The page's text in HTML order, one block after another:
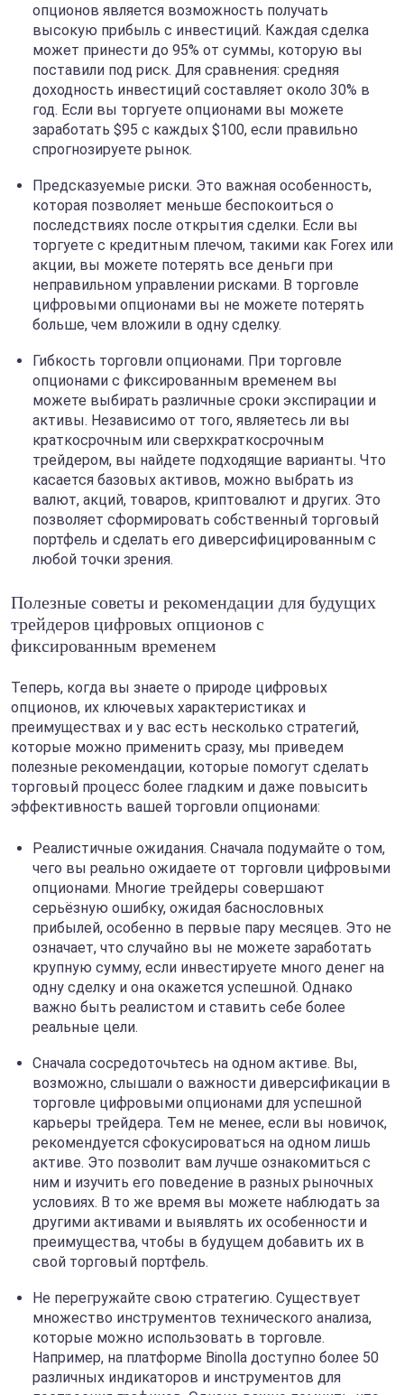
опционов является возможность получать
высокую прибыль с инвестиций. Каждая сделка
может принести до 95% от суммы, которую вы
поставили под риск. Для сравнения: средняя
доходность инвестиций составляет около 30% в
год. Если вы торгуете опционами вы можете
заработать $95 с каждых $100, если правильно
спрогнозируете рынок.
Предсказуемые риски. Это важная особенность,
которая позволяет меньше беспокоиться о
последствиях после открытия сделки. Если вы
торгуете с кредитным плечом, такими как Forex или
акции, вы можете потерять все деньги при
неправильном управлении рисками. В торговле
цифровыми опционами вы не можете потерять
больше, чем вложили в одну сделку.
Гибкость торговли опционами. При торговле
опционами с фиксированным временем вы
можете выбирать различные сроки экспирации и
активы. Независимо от того, являетесь ли вы
краткосрочным или сверхкраткосрочным
трейдером, вы найдете подходящие варианты. Что
касается базовых активов, можно выбрать из
валют, акций, товаров, криптовалют и других. Это
позволяет сформировать собственный торговый
портфель и сделать его диверсифицированным с
любой точки зрения.
Полезные советы и рекомендации для будущих
трейдеров цифровых опционов с
фиксированным временем
Теперь, когда вы знаете о природе цифровых
опционов, их ключевых характеристиках и
преимуществах и у вас есть несколько стратегий,
которые можно применить сразу, мы приведем
полезные рекомендации, которые помогут сделать
торговый процесс более гладким и даже повысить
эффективность вашей торговли опционами:
Реалистичные ожидания. Сначала подумайте о том,
чего вы реально ожидаете от торговли цифровыми
опционами. Многие трейдеры совершают
серьёзную ошибку, ожидая баснословных
прибылей, особенно в первые пару месяцев. Это не
означает, что случайно вы не можете заработать
крупную сумму, если инвестируете много денег на
одну сделку и она окажется успешной. Однако
важно быть реалистом и ставить себе более
реальные цели.
Сначала сосредоточьтесь на одном активе. Вы,
возможно, слышали о важности диверсификации в
торговле цифровыми опционами для успешной
карьеры трейдера. Тем не менее, если вы новичок,
рекомендуется сфокусироваться на одном лишь
активе. Это позволит вам лучше ознакомиться с
ним и изучить его поведение в разных рыночных
условиях. В то же время вы можете наблюдать за
другими активами и выявлять их особенности и
преимущества, чтобы в будущем добавить их в
свой торговый портфель.
Не перегружайте свою стратегию. Существует
множество инструментов технического анализа,
которые можно использовать в торговле.
Например, на платформе Binolla доступно более 50
различных индикаторов и инструментов для